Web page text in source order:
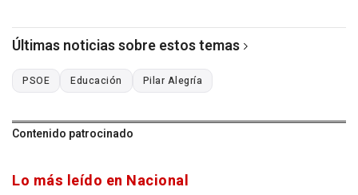
Últimas noticias sobre estos temas
PSOE Educación Pilar Alegría
Contenido patrocinado
Lo más leído en Nacional